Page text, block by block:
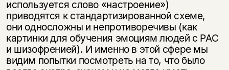
используется слово «настроение»)
приводятся к стандартизированной схеме,
они односложны и непротиворечивы (как
картинки для обучения эмоциям людей с РАС
и шизофренией). И именно в этой сфере мы
видим попытки посмотреть на то, что было